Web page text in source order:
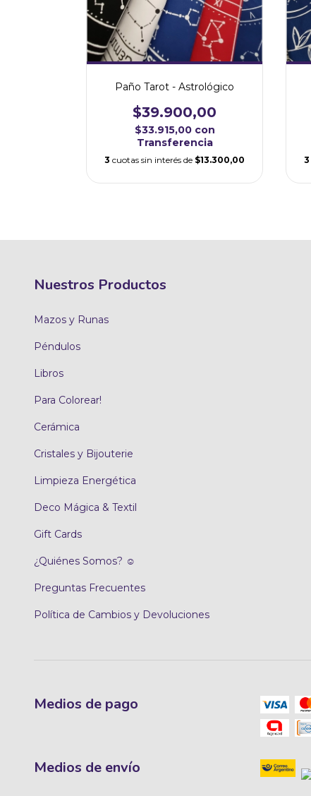
Paño Tarot - Astrológico
$39.900,00
$33.915,00 con
Transferencia
3 cuotas sin interés de $13.300,00 3
Nuestros Productos
Mazos y Runas
Péndulos
Libros
Para Colorear!
Cerámica
Cristales y Bijouterie
Limpieza Energética
Deco Mágica & Textil
Gift Cards
¿Quiénes Somos? ☺
Preguntas Frecuentes
Política de Cambios y Devoluciones
Medios de pago
Medios de envío